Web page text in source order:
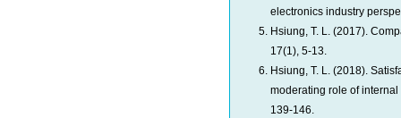
electronics industry
Hsiung, T. L. (2017).
17(1), 5-13.
Hsiung, T. L. (2018).
moderating role of
139-146.